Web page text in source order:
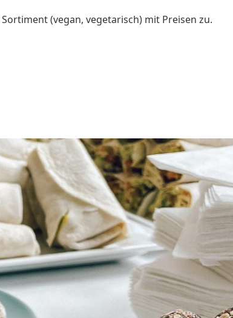
(vegan, vegetarisch) mit Preisen zu.